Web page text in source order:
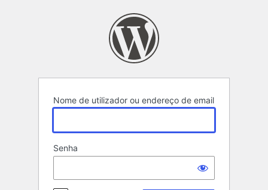
Nome de utilizador ou endereço de email
Senha